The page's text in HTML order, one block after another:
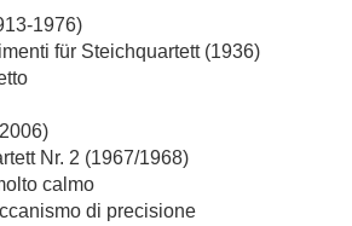
1976)
für Steichquartett (1936)
Nr. 2 (1967/1968)
calmo
di precisione